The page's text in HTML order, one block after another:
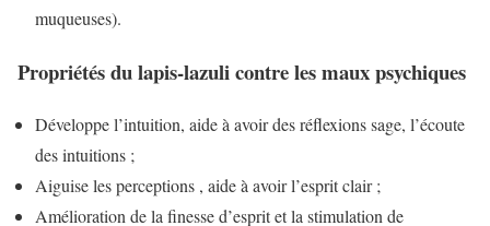
muqueuses).
Propriétés du lapis-lazuli contre les maux psychiques
Développe l’intuition, aide à avoir des réflexions sage, l’écoute
des intuitions ;
Aiguise les perceptions , aide à avoir l’esprit clair ;
Amélioration de la finesse d’esprit et la stimulation de